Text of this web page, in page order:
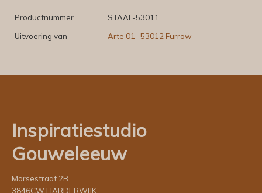
Productnummer
STAAL-53011
Uitvoering van
Arte 01- 53012 Furrow
Inspiratiestudio
Gouweleeuw
Morsestraat 2B
3846CW HARDERWIJK